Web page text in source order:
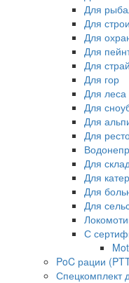
Для
Для
Для
Для
Для
Для гор
Для леса
Для
Для
Для
Для
Для
Для
Для
С
PoC рации
Спецкомплект